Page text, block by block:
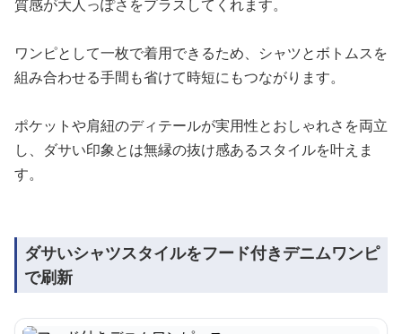
質感が大人っぽさをプラスしてくれます。
ワンピとして一枚で着用できるため、シャツとボトムスを
組み合わせる手間も省けて時短にもつながります。
ポケットや肩紐のディテールが実用性とおしゃれさを両立
し、ダサい印象とは無縁の抜け感あるスタイルを叶えま
す。
ダサいシャツスタイルをフード付きデニムワンピ
で刷新